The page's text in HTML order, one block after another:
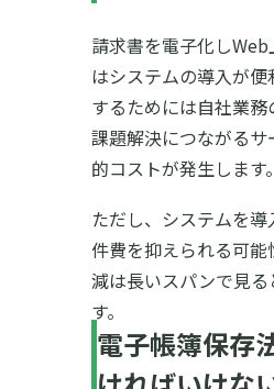
請求書を電子化し
はシステムの導入が
するためには自社業務
課題解決につながる
的コストが発生します。
ただし、システムを
件費を抑えられる可
減は長いスパンで見
す。
電子帳簿保存